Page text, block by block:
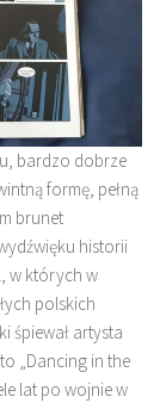
bardzo dobrze
formę, pełną
brunet
historii
w których w
polskich
śpiewał artysta
„Dancing in the
lat po wojnie w